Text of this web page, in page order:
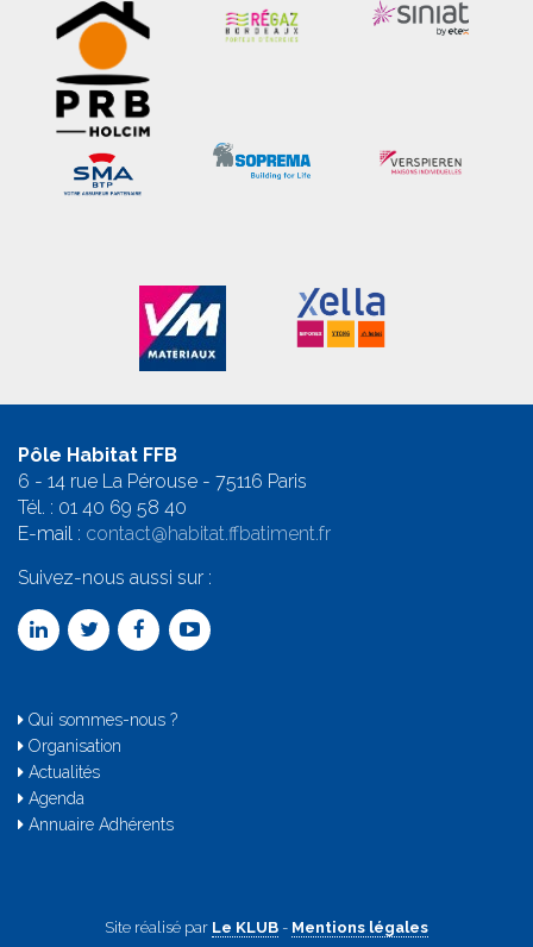
Pôle Habitat FFB
6 - 14 rue La Pérouse - 75116 Paris
Tél. : 01 40 69 58 40
E-mail : contact@habitat.ffbatiment.fr
Suivez-nous aussi sur :
Qui sommes-nous ?
Organisation
Actualités
Agenda
Annuaire Adhérents
Site réalisé par Le KLUB - Mentions légales